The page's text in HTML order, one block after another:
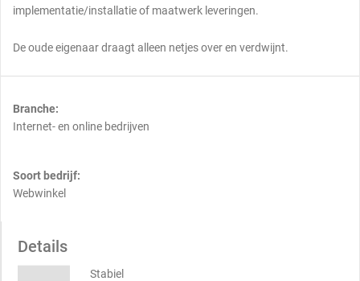
implementatie/installatie of maatwerk leveringen.
De oude eigenaar draagt alleen netjes over en verdwijnt.
Branche:
Internet- en online bedrijven
Soort bedrijf:
Webwinkel
Details
Stabiel